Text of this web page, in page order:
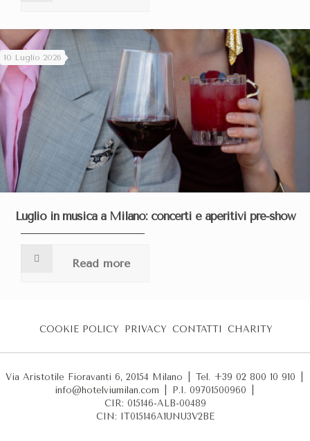
10 Luglio 2026
Luglio in musica a Milano: concerti e aperitivi pre-show
Read more
COOKIE POLICY PRIVACY CONTATTI CHARITY
Via Aristotile Fioravanti 6, 20154 Milano Tel. +39 02 800 10 910
info@hotelviumilan.com
P.I. 09701500960
CIR: 015146-ALB-00489
CIN: IT015146A1UNU3V2BE